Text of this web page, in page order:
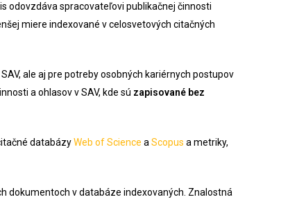
odovzdáva spracovateľovi publikačnej činnosti
miere indexované v celosvetových citačných
ale aj pre potreby osobných kariérnych postupov
a ohlasov v SAV, kde sú zapisované bez
databázyWeb of Science aScopus a metriky,
dokumentoch v databáze indexovaných. Znalostná